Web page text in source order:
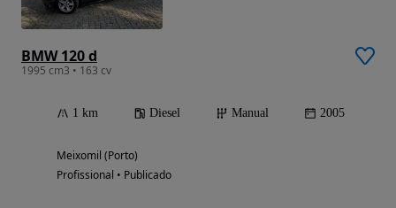
BMW 120 d
1995 cm3 • 163 cv
1 km Diesel Manual 2005
Meixomil (Porto)
Profissional • Publicado